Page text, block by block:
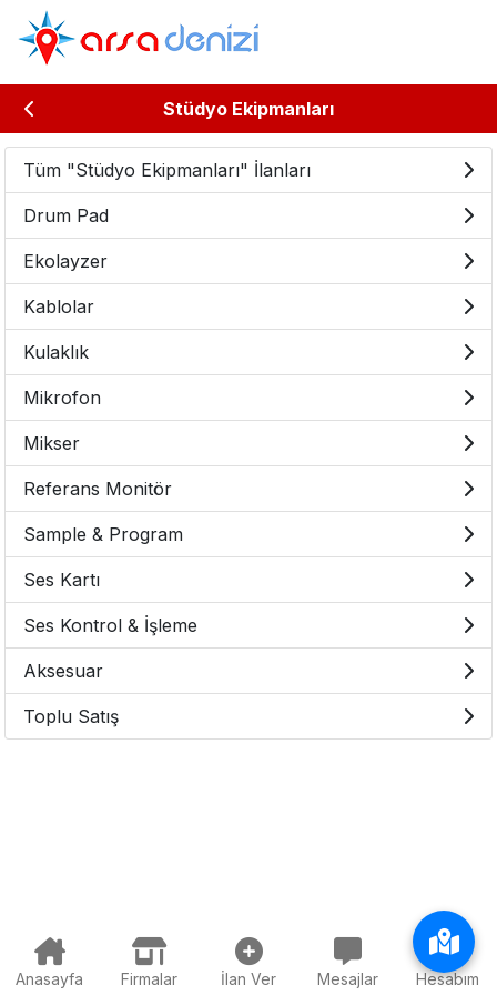
Stüdyo Ekipmanları
Tüm "Stüdyo Ekipmanları" İlanları
Drum Pad
Ekolayzer
Kablolar
Kulaklık
Mikrofon
Mikser
Referans Monitör
Sample & Program
Ses Kartı
Ses Kontrol & İşleme
Aksesuar
Toplu Satış
Anasayfa Firmalar İlan Ver Mesajlar Hesabım